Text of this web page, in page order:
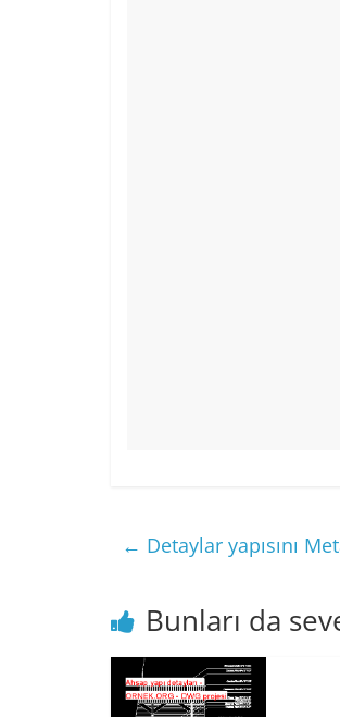
← Detaylar yapısını
Bunları da